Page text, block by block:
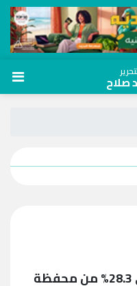
صلاح
الودائع بالدولار تستحوذ على 28.3% من محفظة